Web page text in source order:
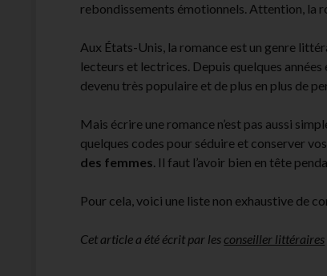
rebondissements émotionnels. Attention, la
Aux États-Unis, la romance est un genre
lecteurs et lectrices. Depuis quelques
devenu très populaire et de plus en plus de
Mais écrire une romance n’est pas aussi
quelques codes pour séduire et conserver
des femmes. Il faut l’avoir bien en tête
Pour cela, voici une liste non exhaustive de
Cet article a été écrit par les conseiller littéraires